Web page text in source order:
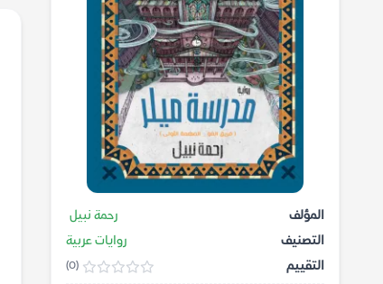
المؤلف
رحمة نبيل
التصنيف
روايات عربية
التقييم
(0)